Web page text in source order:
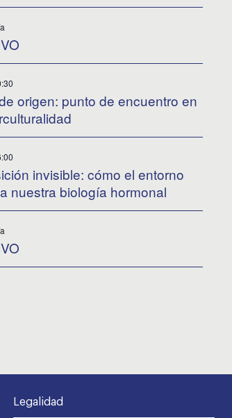
origen: punto de encuentro en
invisible: cómo el entorno
nuestra biología hormonal
Legalidad